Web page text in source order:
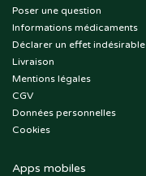
Poser une question
Informations médicaments
Déclarer un effet indésirable
Livraison
Mentions légales
CGV
Données personnelles
Cookies
Apps mobiles